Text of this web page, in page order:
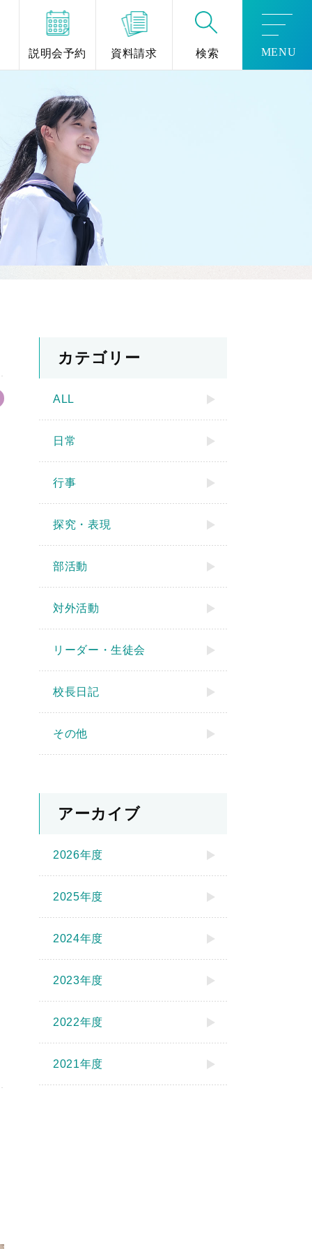
説明会予約 資料請求 検索 MENU
カテゴリー
ALL
日常
行事
探究・表現
部活動
対外活動
リーダー・生徒会
校長日記
その他
アーカイブ
2026年度
2025年度
2024年度
2023年度
2022年度
2021年度